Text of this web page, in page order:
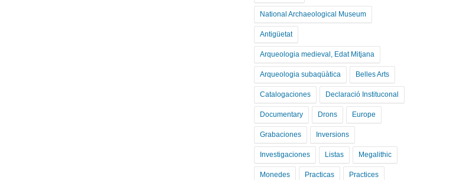
National Archaeological Museum
Antigüetat
Arqueologia medieval, Edat Mitjana
Arqueologia subaqüàtica Belles Arts
Catalogaciones Declaració Instituconal
Documentary Drons Europe
Grabaciones Inversions
Investigaciones Listas Megalithic
Monedes Practicas Practices